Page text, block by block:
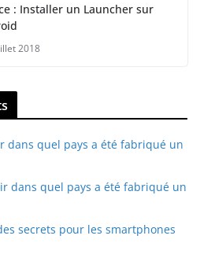
: Installer un Launcher sur
2018
dans quel pays a été fabriqué un
dans quel pays a été fabriqué un
secrets pour les smartphones